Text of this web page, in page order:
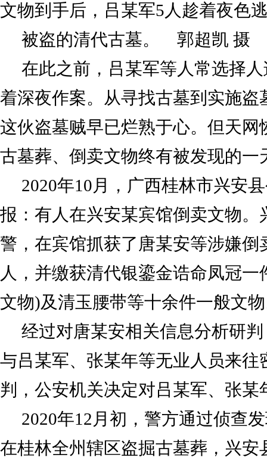
文物到手后，吕某军5人趁着夜色
被盗的清代古墓。 郭超凯 摄
在此之前，吕某军等人常选择
着深夜作案。从寻找古墓到实施盗
这伙盗墓贼早已烂熟于心。但天网
古墓葬、倒卖文物终有被发现的一
2020年10月，广西桂林市兴安
报：有人在兴安某宾馆倒卖文物。
警，在宾馆抓获了唐某安等涉嫌倒
人，并缴获清代银鎏金诰命凤冠
文物)及清玉腰带等十余件一般文
经过对唐某安相关信息分析研
与吕某军、张某年等无业人员来往
判，公安机关决定对吕某军、张某
2020年12月初，警方通过侦查
在桂林全州辖区盗掘古墓葬，兴安